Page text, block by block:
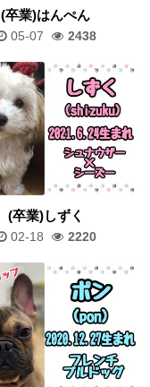
(卒業)はんぺん
05-07 2438
(卒業)しずく
02-18 2220